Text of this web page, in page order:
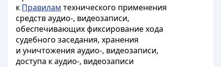
к Правилам технического применения
средств аудио-, видеозаписи,
обеспечивающих фиксирование хода
судебного заседания, хранения
и уничтожения аудио-, видеозаписи,
доступа к аудио-, видеозаписи